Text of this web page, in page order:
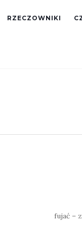
RZECZOWNIKI
fujać –